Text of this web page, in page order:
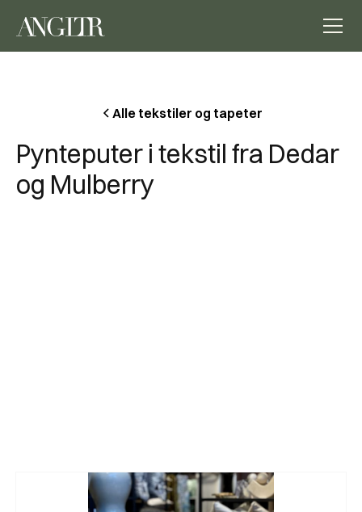
Alle tekstiler og tapeter
Pynteputer i tekstil fra Dedar
og Mulberry